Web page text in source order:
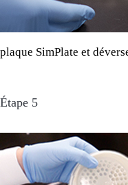
plaque SimPlate et
Étape 5